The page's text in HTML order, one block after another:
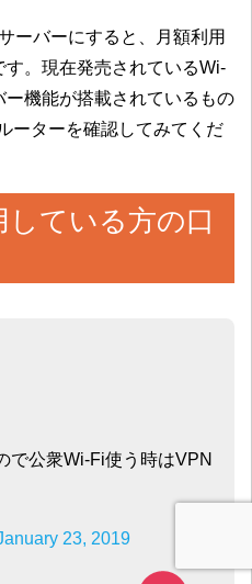
ーバーにすると、月額利用
。現在発売されているWi-
機能が搭載されているもの
ーターを確認してみてくだ
ている方の口
で公衆Wi-Fi使う時はVPN
23, 2019